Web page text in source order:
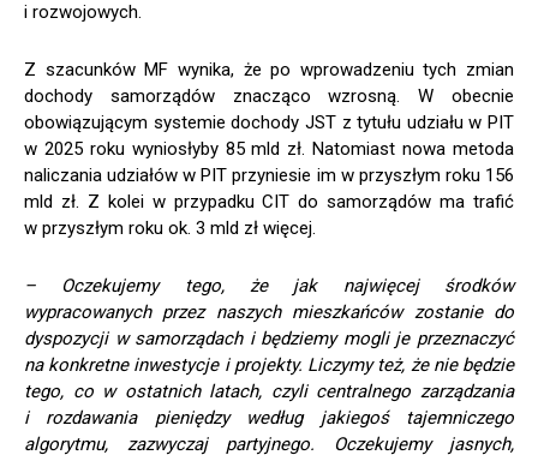
i rozwojowych.
Z szacunków MF wynika, że po wprowadzeniu tych zmian
dochody samorządów znacząco wzrosną. W obecnie
obowiązującym systemie dochody JST z tytułu udziału w PIT
w 2025 roku wyniosłyby 85 mld zł. Natomiast nowa metoda
naliczania udziałów w PIT przyniesie im w przyszłym roku 156
mld zł. Z kolei w przypadku CIT do samorządów ma trafić
w przyszłym roku ok. 3 mld zł więcej.
– Oczekujemy tego, że jak najwięcej środków
wypracowanych przez naszych mieszkańców zostanie do
dyspozycji w samorządach i będziemy mogli je przeznaczyć
na konkretne inwestycje i projekty. Liczymy też, że nie będzie
tego, co w ostatnich latach, czyli centralnego zarządzania
i rozdawania pieniędzy według jakiegoś tajemniczego
algorytmu, zazwyczaj partyjnego. Oczekujemy jasnych,